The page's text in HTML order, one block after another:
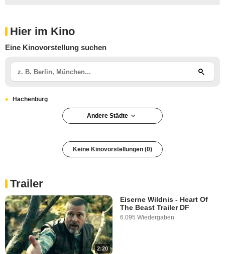
Hier im Kino
Eine Kinovorstellung suchen
Hachenburg
Andere Städte
Keine Kinovorstellungen (0)
Trailer
2:20
Eiserne Wildnis - Heart Of
The Beast Trailer DF
6.095 Wiedergaben